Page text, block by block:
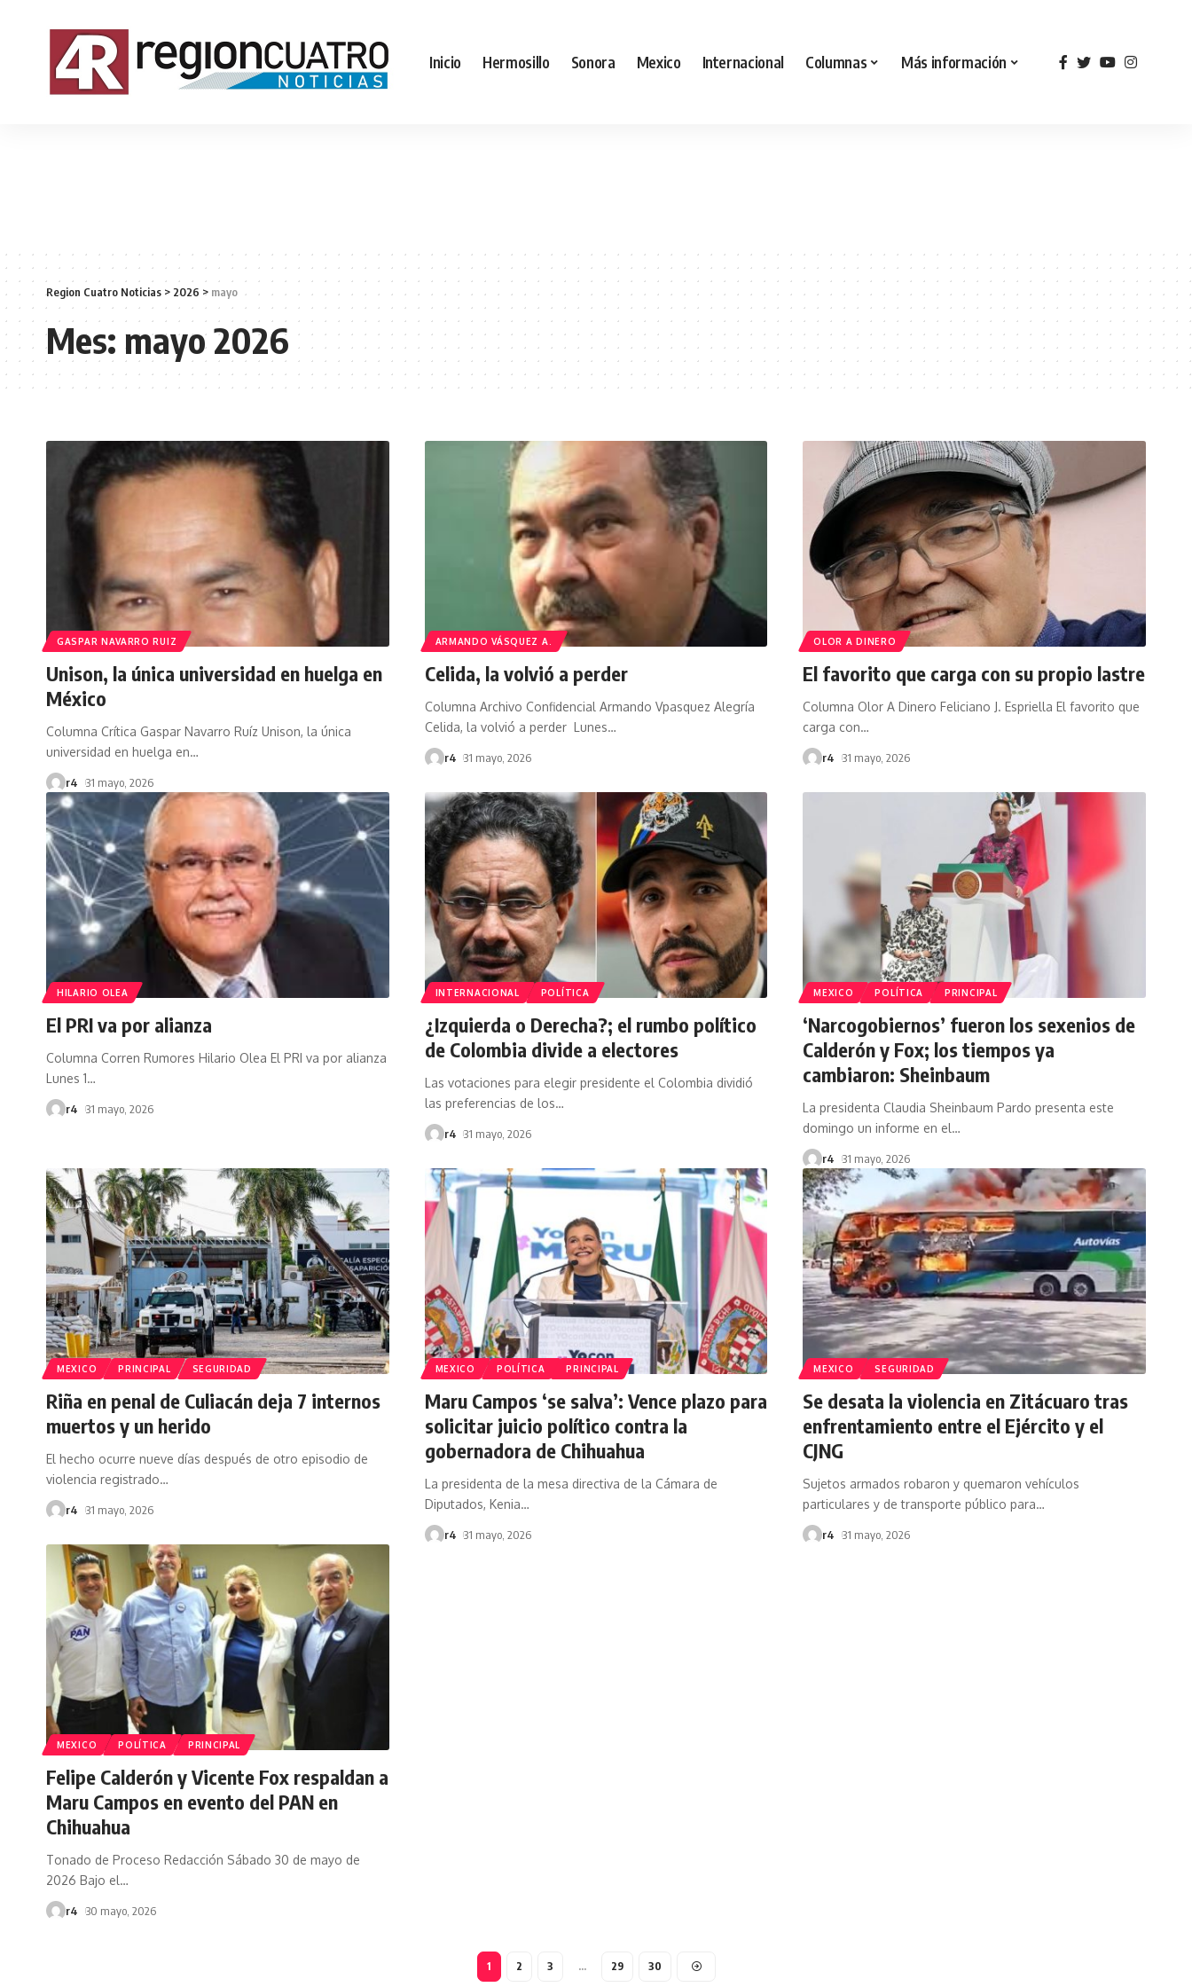
Inicio Hermosillo Sonora Mexico Internacional Columnas Más información
Region Cuatro Noticias > 2026 > mayo
Mes: mayo 2026
GASPAR NAVARRO RUIZ
Unison, la única universidad en huelga en
México
Columna Crítica Gaspar Navarro Ruíz Unison, la única
universidad en huelga en…
r4 31 mayo, 2026
ARMANDO VÁSQUEZ A.
Celida, la volvió a perder
Columna Archivo Confidencial Armando Vpasquez Alegría
Celida, la volvió a perder Lunes…
r4 31 mayo, 2026
OLOR A DINERO
El favorito que carga con su propio lastre
Columna Olor A Dinero Feliciano J. Espriella El favorito que
carga con…
r4 31 mayo, 2026
HILARIO OLEA
El PRI va por alianza
Columna Corren Rumores Hilario Olea El PRI va por alianza
Lunes 1…
r4 31 mayo, 2026
INTERNACIONAL POLÍTICA
¿Izquierda o Derecha?; el rumbo político
de Colombia divide a electores
Las votaciones para elegir presidente el Colombia dividió
las preferencias de los…
r4 31 mayo, 2026
MEXICO POLÍTICA PRINCIPAL
‘Narcogobiernos’ fueron los sexenios de
Calderón y Fox; los tiempos ya
cambiaron: Sheinbaum
La presidenta Claudia Sheinbaum Pardo presenta este
domingo un informe en el…
r4 31 mayo, 2026
MEXICO PRINCIPAL SEGURIDAD
Riña en penal de Culiacán deja 7 internos
muertos y un herido
El hecho ocurre nueve días después de otro episodio de
violencia registrado…
r4 31 mayo, 2026
MEXICO POLÍTICA PRINCIPAL
Maru Campos ‘se salva’: Vence plazo para
solicitar juicio político contra la
gobernadora de Chihuahua
La presidenta de la mesa directiva de la Cámara de
Diputados, Kenia…
r4 31 mayo, 2026
MEXICO SEGURIDAD
Se desata la violencia en Zitácuaro tras
enfrentamiento entre el Ejército y el
CJNG
Sujetos armados robaron y quemaron vehículos
particulares y de transporte público para…
r4 31 mayo, 2026
MEXICO POLÍTICA PRINCIPAL
Felipe Calderón y Vicente Fox respaldan a
Maru Campos en evento del PAN en
Chihuahua
Tonado de Proceso Redacción Sábado 30 de mayo de
2026 Bajo el…
r4 30 mayo, 2026
1 2 3 … 29 30